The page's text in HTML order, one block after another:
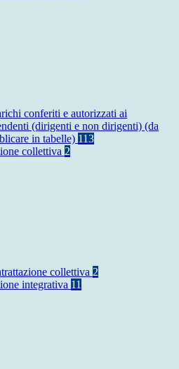
conferiti e autorizzati ai
(dirigenti e non dirigenti) (da
in tabelle) 113
collettiva 2
collettiva 2
integrativa 11